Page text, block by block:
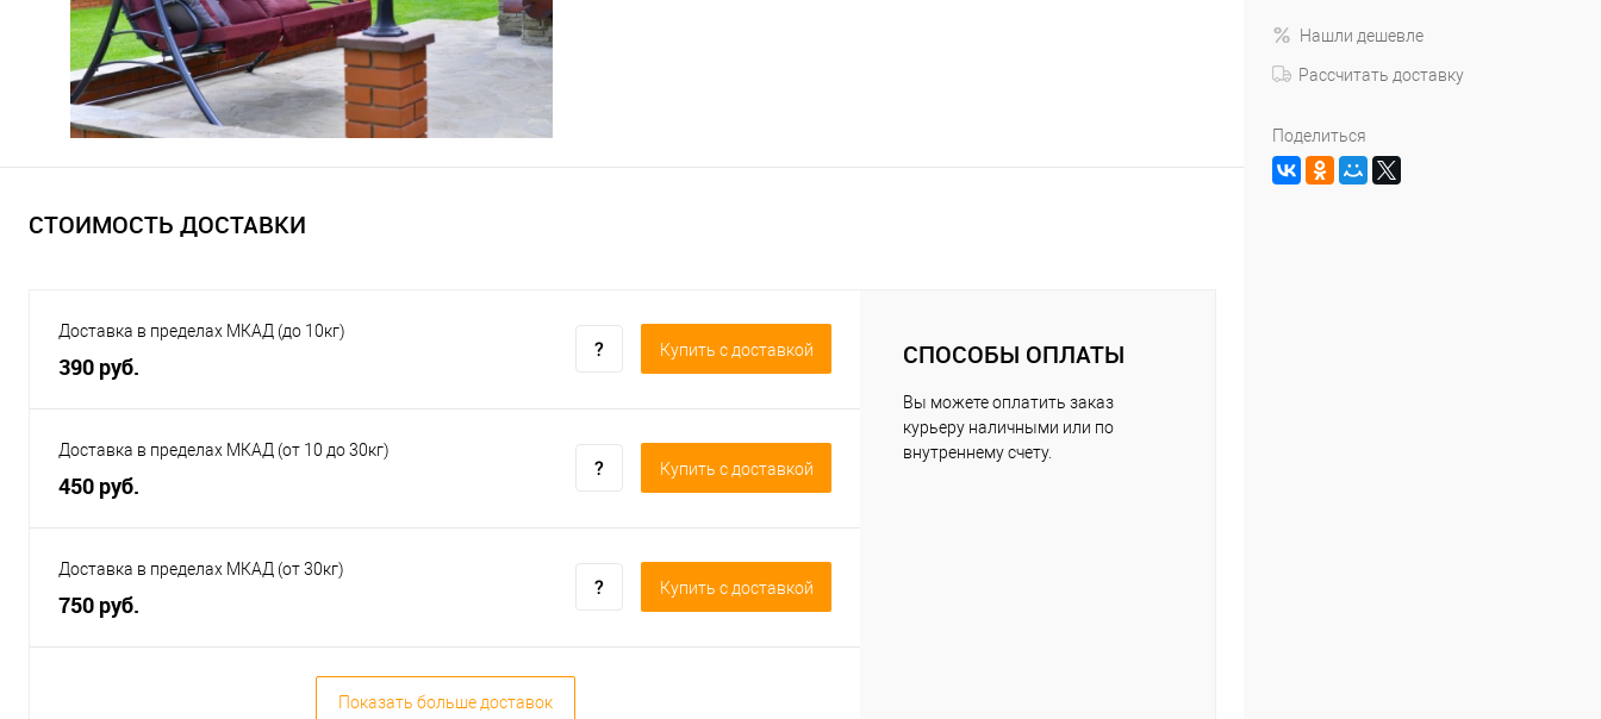
СТОИМОСТЬ ДОСТАВКИ
Доставка в пределах МКАД (до 10кг)
390 руб.
Купить c доставкой
Доставка в пределах МКАД (от 10 до 30кг)
450 руб.
Купить c доставкой
Доставка в пределах МКАД (от 30кг)
750 руб.
Купить c доставкой
Показать больше доставок
СПОСОБЫ ОПЛАТЫ
Вы можете оплатить заказ
курьеру наличными или по
внутреннему счету.
Нашли дешевле
Рассчитать доставку
Поделиться